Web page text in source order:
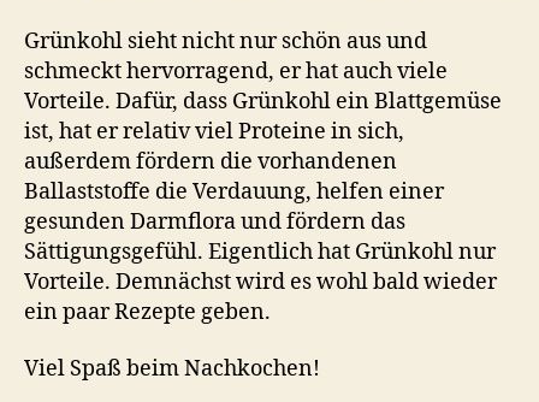
Grünkohl sieht nicht nur schön aus und
schmeckt hervorragend, er hat auch viele
Vorteile. Dafür, dass Grünkohl ein Blattgemüse
ist, hat er relativ viel Proteine in sich,
außerdem fördern die vorhandenen
Ballaststoffe die Verdauung, helfen einer
gesunden Darmflora und fördern das
Sättigungsgefühl. Eigentlich hat Grünkohl nur
Vorteile. Demnächst wird es wohl bald wieder
ein paar Rezepte geben.
Viel Spaß beim Nachkochen!